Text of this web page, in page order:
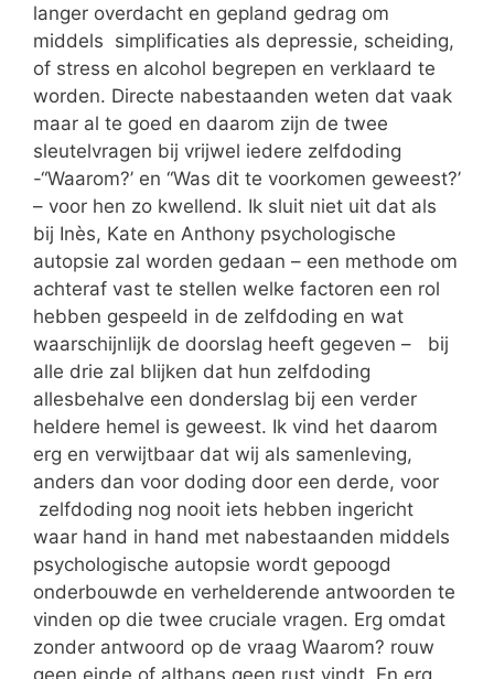
langer overdacht en gepland gedrag om
middels simplificaties als depressie, scheiding,
of stress en alcohol begrepen en verklaard te
worden. Directe nabestaanden weten dat vaak
maar al te goed en daarom zijn de twee
sleutelvragen bij vrijwel iedere zelfdoding
-“Waarom?’ en “Was dit te voorkomen geweest?’
– voor hen zo kwellend. Ik sluit niet uit dat als
bij Inès, Kate en Anthony psychologische
autopsie zal worden gedaan – een methode om
achteraf vast te stellen welke factoren een rol
hebben gespeeld in de zelfdoding en wat
waarschijnlijk de doorslag heeft gegeven – bij
alle drie zal blijken dat hun zelfdoding
allesbehalve een donderslag bij een verder
heldere hemel is geweest. Ik vind het daarom
erg en verwijtbaar dat wij als samenleving,
anders dan voor doding door een derde, voor
zelfdoding nog nooit iets hebben ingericht
waar hand in hand met nabestaanden middels
psychologische autopsie wordt gepoogd
onderbouwde en verhelderende antwoorden te
vinden op die twee cruciale vragen. Erg omdat
zonder antwoord op de vraag Waarom? rouw
geen einde of althans geen rust vindt. En erg